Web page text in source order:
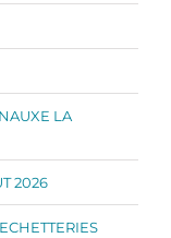
LA
2026